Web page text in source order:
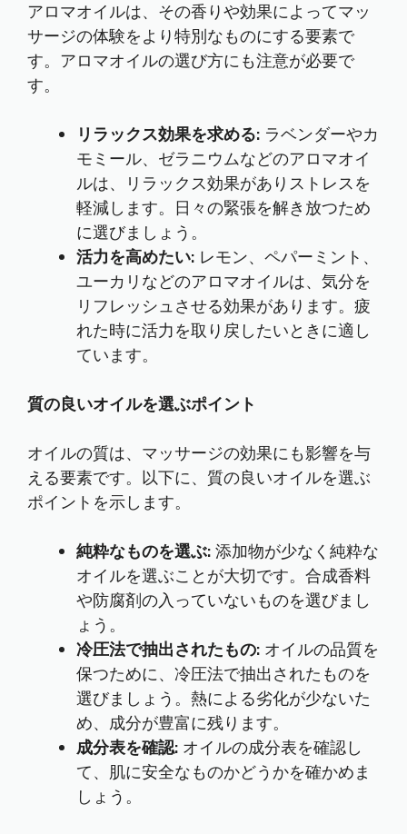
アロマオイルは、その香りや効果によってマッ
サージの体験をより特別なものにする要素で
す。アロマオイルの選び方にも注意が必要で
す。
リラックス効果を求める: ラベンダーやカ
モミール、ゼラニウムなどのアロマオイ
ルは、リラックス効果がありストレスを
軽減します。日々の緊張を解き放つため
に選びましょう。
活力を高めたい: レモン、ペパーミント、
ユーカリなどのアロマオイルは、気分を
リフレッシュさせる効果があります。疲
れた時に活力を取り戻したいときに適し
ています。
質の良いオイルを選ぶポイント
オイルの質は、マッサージの効果にも影響を与
える要素です。以下に、質の良いオイルを選ぶ
ポイントを示します。
純粋なものを選ぶ: 添加物が少なく純粋な
オイルを選ぶことが大切です。合成香料
や防腐剤の入っていないものを選びまし
ょう。
冷圧法で抽出されたもの: オイルの品質を
保つために、冷圧法で抽出されたものを
選びましょう。熱による劣化が少ないた
め、成分が豊富に残ります。
成分表を確認: オイルの成分表を確認し
て、肌に安全なものかどうかを確かめま
しょう。